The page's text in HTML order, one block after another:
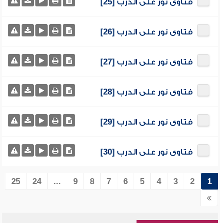
فتاوى نور على الدرب [25]
فتاوى نور على الدرب [26]
فتاوى نور على الدرب [27]
فتاوى نور على الدرب [28]
فتاوى نور على الدرب [29]
فتاوى نور على الدرب [30]
1
2
3
4
5
6
7
8
9
...
24
25